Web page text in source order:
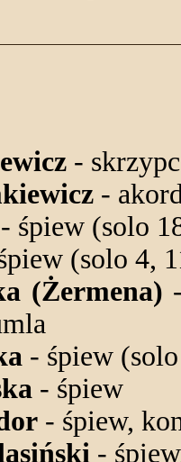
-
-
- śpiew (solo
(solo 4,
(Żermena)
- śpiew
- śpiew
- śpiew,
-